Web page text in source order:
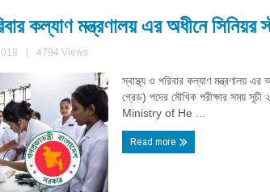
কল্যাণ মন্ত্রণালয় এর অধীনে সিনিয়র
4794 Views
স্বাস্থ্য ও পরিবার কল্যাণ মন্ত্রণালয় এর
গ্রেড) পদের মৌখিক পরীক্ষার
Ministry of He ...
Read more